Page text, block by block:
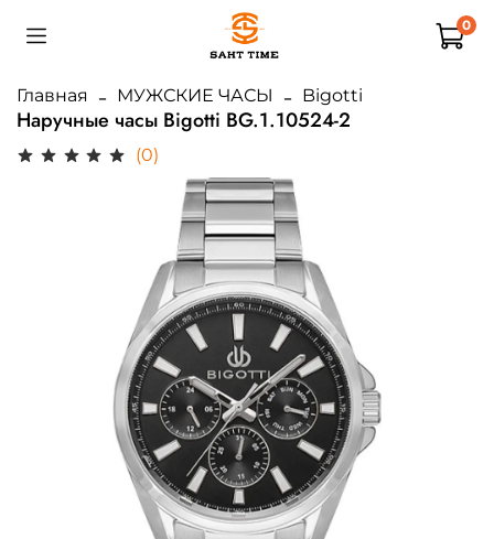
0
Главная МУЖСКИЕ ЧАСЫ Bigotti
Наручные часы Bigotti BG.1.10524-2
(0)